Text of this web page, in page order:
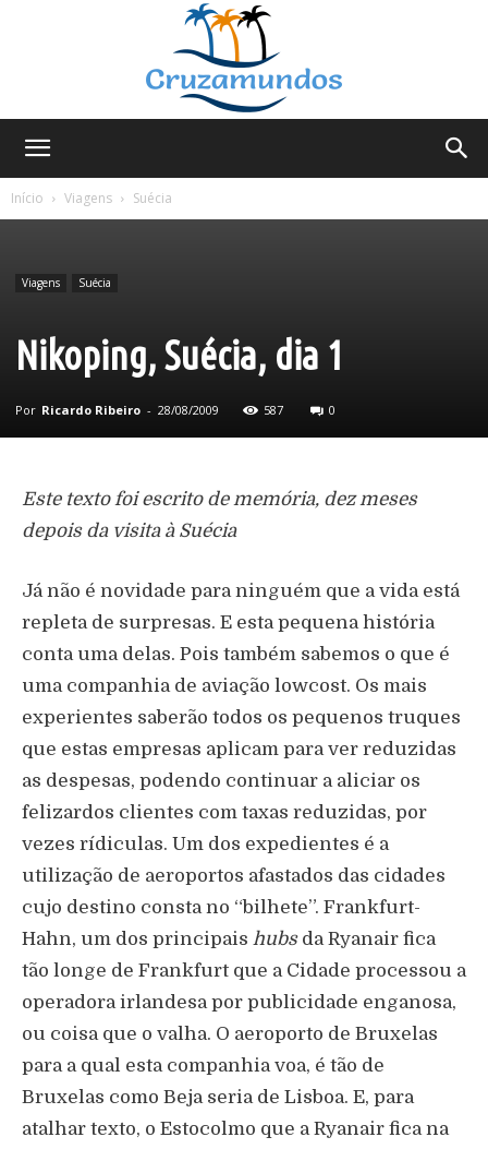
Início
Viagens Suécia
Viagens Suécia
Nikoping, Suécia, dia 1
Por Ricardo Ribeiro - 28/08/2009 587 0
Este texto foi escrito de memória, dez meses
depois da visita à Suécia
Já não é novidade para ninguém que a vida está
repleta de surpresas. E esta pequena história
conta uma delas. Pois também sabemos o que é
uma companhia de aviação lowcost. Os mais
experientes saberão todos os pequenos truques
que estas empresas aplicam para ver reduzidas
as despesas, podendo continuar a aliciar os
felizardos clientes com taxas reduzidas, por
vezes rídiculas. Um dos expedientes é a
utilização de aeroportos afastados das cidades
cujo destino consta no “bilhete”. Frankfurt-
Hahn, um dos principais hubsda Ryanair fica
tão longe de Frankfurt que a Cidade processou a
operadora irlandesa por publicidade enganosa,
ou coisa que o valha. O aeroporto de Bruxelas
para a qual esta companhia voa, é tão de
Bruxelas como Beja seria de Lisboa. E, para
atalhar texto, o Estocolmo que a Ryanair fica na